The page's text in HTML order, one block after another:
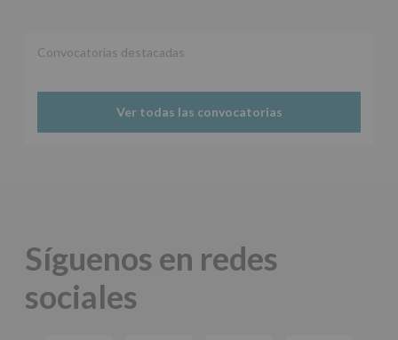
Convocatorias destacadas
Ver todas las convocatorias
Síguenos en redes
sociales